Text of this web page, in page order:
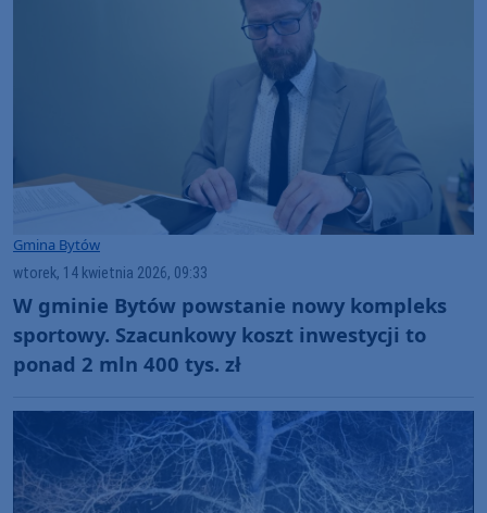
Gmina Bytów
wtorek, 14 kwietnia 2026, 09:33
W gminie Bytów powstanie nowy kompleks
sportowy. Szacunkowy koszt inwestycji to
ponad 2 mln 400 tys. zł